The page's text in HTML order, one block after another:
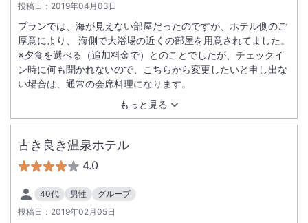
投稿日： 2019年04月03日
もっと見る
プランでは、海が見えない部屋だったのですが、ホテル側のご
厚意により、 海側で大浴場の近くの部屋を用意されてました。
※夕食を選べる（追加料金で）とのことでしたが、チェックイ
ン時に何も聞かれないので、こちらから変更したいと申し出な
い場合は、通常の会席料理になります。
古き良き温泉ホテル
4.0
40代 男性
グループ
投稿日： 2019年02月05日